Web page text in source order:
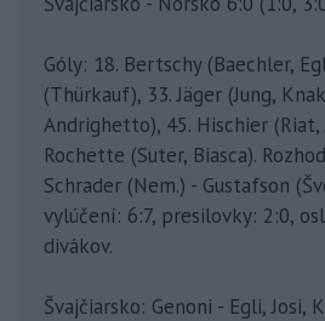
Góly: 18. Bertschy (Baechler,
(Thürkauf), 33. Jäger (Jung,
Andrighetto), 45. Hischier
Rochette (Suter, Biasca).
Schrader (Nem.) - Gustafson
vylúčení: 6:7, presilovky: 2:0,
divákov.
Švajčiarsko: Genoni - Egli, Josi,